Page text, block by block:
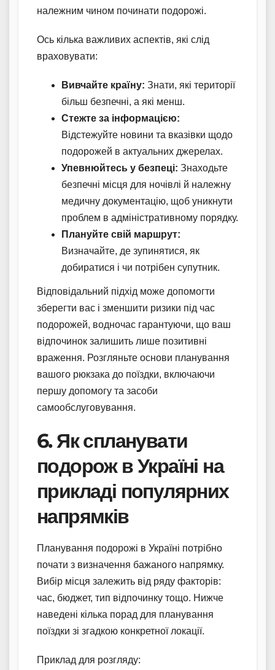
належним чином починати подорожі.
Ось кілька важливих аспектів, які слід
враховувати:
Вивчайте країну: Знати, які території
більш безпечні, а які менш.
Стежте за інформацією:
Відстежуйте новини та вказівки щодо
подорожей в актуальних джерелах.
Упевнюйтесь у безпеці: Знаходьте
безпечні місця для ночівлі й належну
медичну документацію, щоб уникнути
проблем в адміністративному порядку.
Плануйте свій маршрут:
Визначайте, де зупинятися, як
добиратися і чи потрібен супутник.
Відповідальний підхід може допомогти
зберегти вас і зменшити ризики під час
подорожей, водночас гарантуючи, що ваш
відпочинок залишить лише позитивні
враження. Розгляньте основи планування
вашого рюкзака до поїздки, включаючи
першу допомогу та засоби
самообслуговування.
6. Як спланувати
подорож в Україні на
прикладі популярних
напрямків
Планування подорожі в Україні потрібно
почати з визначення бажаного напрямку.
Вибір місця залежить від ряду факторів:
час, бюджет, тип відпочинку тощо. Нижче
наведені кілька порад для планування
поїздки зі згадкою конкретної локації.
Приклад для розгляду: